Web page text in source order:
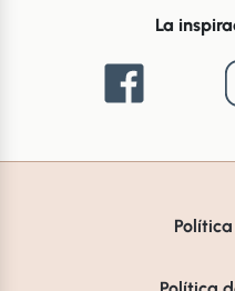
La